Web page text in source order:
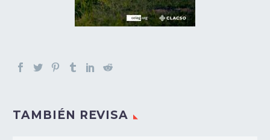
TAMBIÉN REVISA